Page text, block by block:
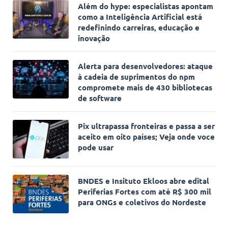
Além do hype: especialistas apontam
como a Inteligência Artificial está
redefinindo carreiras, educação e
inovação
Alerta para desenvolvedores: ataque
à cadeia de suprimentos do npm
compromete mais de 430 bibliotecas
de software
Pix ultrapassa fronteiras e passa a ser
aceito em oito países; Veja onde voce
pode usar
BNDES e Insituto Ekloos abre edital
Periferias Fortes com até R$ 300 mil
para ONGs e coletivos do Nordeste